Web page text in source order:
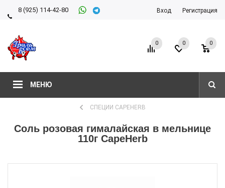
8 (925) 114-42-80
Вход Регистрация
МЕНЮ
0 0
0
СПЕЦИИ CAPEHERB
Соль розовая гималайская в мельнице
110г CapeHerb